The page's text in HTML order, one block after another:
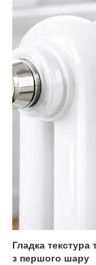
Гладка
з першого шару